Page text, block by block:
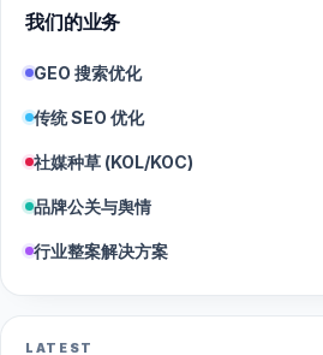
我们的业务
GEO 搜索优化
传统 SEO 优化
社媒种草 (KOL/KOC)
品牌公关与舆情
行业整案解决方案
LATEST